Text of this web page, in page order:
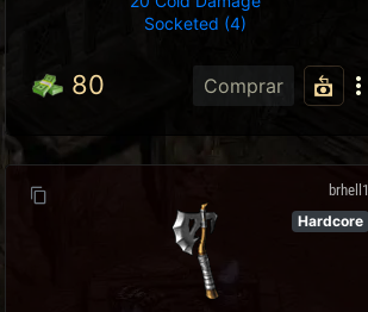
Socketed (4)
80 Comprar
Hardcore
brhell1